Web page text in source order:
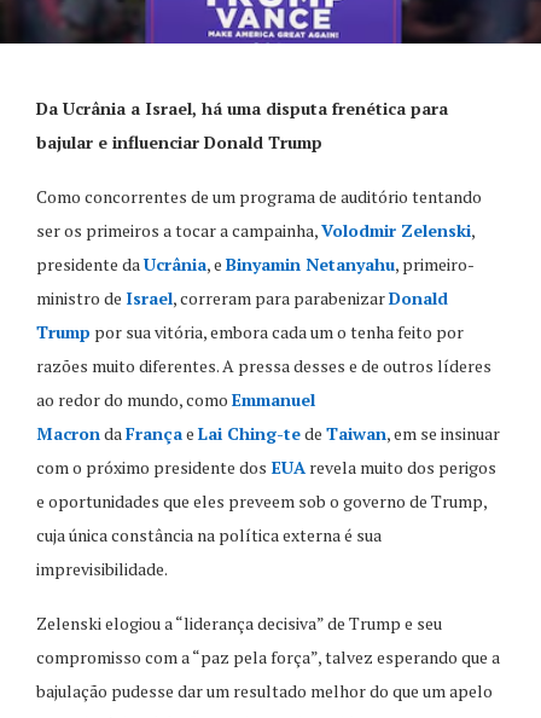
Da Ucrânia a Israel, há uma disputa frenética para
bajular e influenciar Donald Trump
Como concorrentes de um programa de auditório tentando
ser os primeiros a tocar a campainha,Volodmir Zelenski,
presidente daUcrânia, e Binyamin Netanyahu, primeiro-
ministro de Israel, correram para parabenizarDonald
Trump por sua vitória, embora cada um o tenha feito por
razões muito diferentes. A pressa desses e de outros líderes
ao redor do mundo, como Emmanuel
MacrondaFrançae Lai Ching-tede Taiwan, em se insinuar
com o próximo presidente dos EUArevela muito dos perigos
e oportunidades que eles preveem sob o governo de Trump,
cuja única constância na política externa é sua
imprevisibilidade.
Zelenski elogiou a “liderança decisiva” de Trump e seu
compromisso com a “paz pela força”, talvez esperando que a
bajulação pudesse dar um resultado melhor do que um apelo